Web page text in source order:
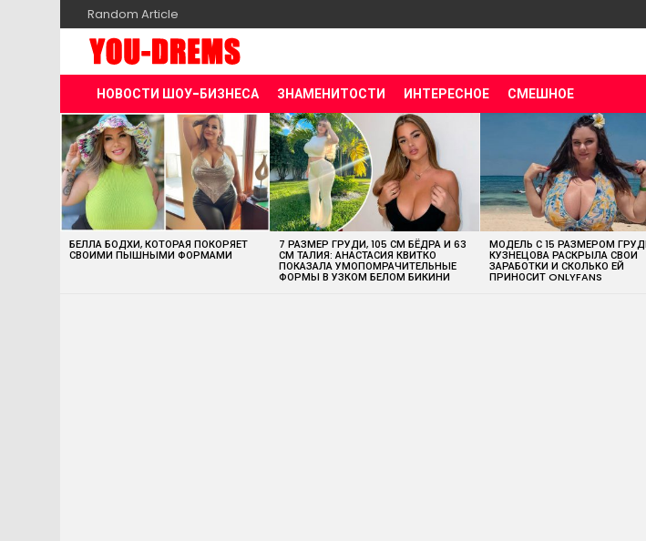
Random Article
НОВОСТИ ШОУ-БИЗНЕСА ЗНАМЕНИТОСТИ ИНТЕРЕСНОЕ СМЕШНОЕ
MOST
VIEWED
STORIES
БЕЛЛА БОДХИ, КОТОРАЯ ПОКОРЯЕТ
СВОИМИ ПЫШНЫМИ ФОРМАМИ
7 РАЗМЕР ГРУДИ, 105 СМ БЁДРА И 63
СМ ТАЛИЯ: АНАСТАСИЯ КВИТКО
ПОКАЗАЛА УМОПОМРАЧИТЕЛЬНЫЕ
ФОРМЫ В УЗКОМ БЕЛОМ БИКИНИ
МОДЕЛЬ С 15 РАЗМЕРОМ
КУЗНЕЦОВА РАСКРЫЛА СВОИ
ЗАРАБОТКИ И СКОЛЬКО ЕЙ
ПРИНОСИТ ONLYFANS